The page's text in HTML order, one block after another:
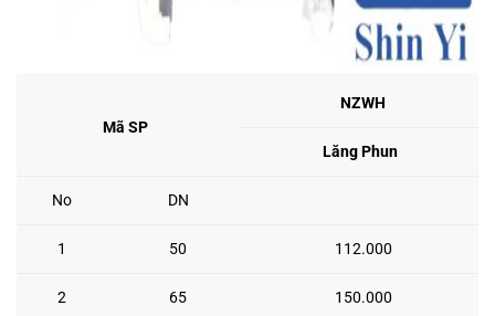
Mã SP
NZWH
Lăng Phun
No DN
1 50 112.000
2 65 150.000